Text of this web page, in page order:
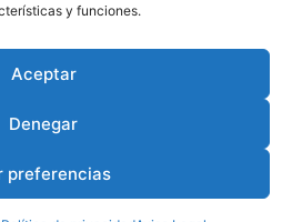
y funciones.
Aceptar
Denegar
preferencias